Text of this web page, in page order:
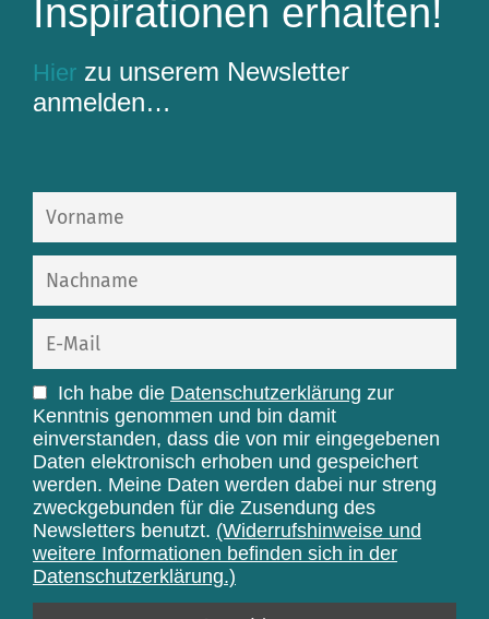
Inspirationen erhalten!
Hier zu unserem Newsletter
anmelden…
Ich habe die Datenschutzerklärung zur
Kenntnis genommen und bin damit
einverstanden, dass die von mir eingegebenen
Daten elektronisch erhoben und gespeichert
werden. Meine Daten werden dabei nur streng
zweckgebunden für die Zusendung des
Newsletters benutzt. (Widerrufshinweise und
weitere Informationen befinden sich in der
Datenschutzerklärung.)